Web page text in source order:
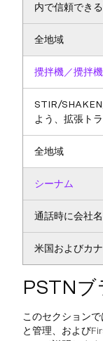
内で信頼でき
全地域
攪拌機／攪拌機
STIR/
よう、拡張ト
全地域
シーナム
通話時に会社
米国およびカ
PSTNブ
このセクション
と管理、および